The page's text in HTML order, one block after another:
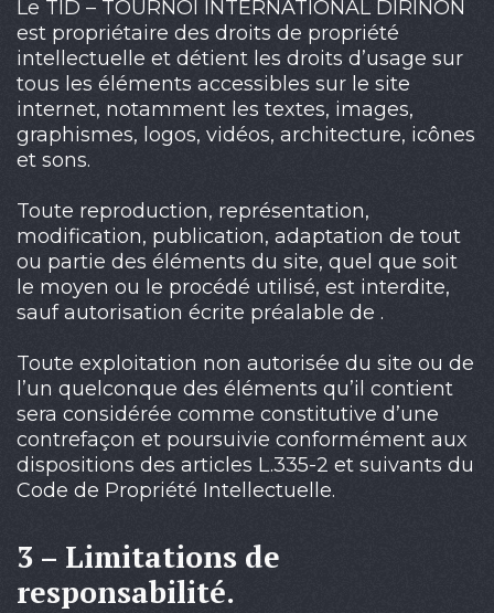
Le TID – TOURNOI INTERNATIONAL DIRINON
est propriétaire des droits de propriété
intellectuelle et détient les droits d’usage sur
tous les éléments accessibles sur le site
internet, notamment les textes, images,
graphismes, logos, vidéos, architecture, icônes
et sons.
Toute reproduction, représentation,
modification, publication, adaptation de tout
ou partie des éléments du site, quel que soit
le moyen ou le procédé utilisé, est interdite,
sauf autorisation écrite préalable de .
Toute exploitation non autorisée du site ou de
l’un quelconque des éléments qu’il contient
sera considérée comme constitutive d’une
contrefaçon et poursuivie conformément aux
dispositions des articles L.335-2 et suivants du
Code de Propriété Intellectuelle.
3 – Limitations de
responsabilité.